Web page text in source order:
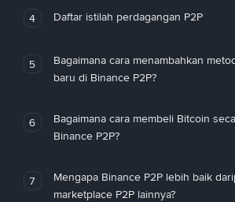
4 Daftar istilah perdagangan P2P
5
Bagaimana cara menambahkan
baru di Binance P2P?
6
Bagaimana cara membeli Bitcoin
Binance P2P?
7
Mengapa Binance P2P lebih baik
marketplace P2P lainnya?